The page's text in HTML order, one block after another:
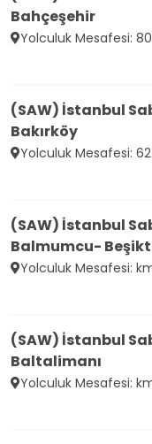
Bahçeşehir
Yolculuk Mesafesi:
(SAW) İstanbul
Bakırköy
Yolculuk Mesafesi:
(SAW) İstanbul
Balmumcu-
Yolculuk Mesafesi:
(SAW) İstanbul
Baltalimanı
Yolculuk Mesafesi: